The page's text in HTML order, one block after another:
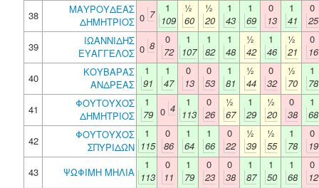
38
ΜΑΥΡΟΥΔΕΑΣ
ΔΗΜΗΤΡΙΟΣ 0 7
1
109
½
60
½
20
1
43
1
69
0
13
1
41
0
25
39
ΙΩΑΝΝΙΔΗΣ
ΕΥΑΓΓΕΛΟΣ 0 8
0
72
1
107
1
82
1
48
½
42
1
46
½
21
0
16
40
ΚΟΥΒΑΡΑΣ
ΑΝΔΡΕΑΣ
1
91
1
47
0
13
0
53
1
81
½
44
0
32
½
70
1
78
41
ΦΟΥΤΟΥΧΟΣ
ΔΗΜΗΤΡΙΟΣ
1
79 0 4
1
113
0
26
½
67
1
29
½
20
0
38
1
68
42
ΦΟΥΤΟΥΧΟΣ
ΣΠΥΡΙΔΩΝ
1
115
0
86
1
64
1
66
0
22
½
39
½
55
1
78
0
19
43
ΨΩΦΙΜΗ ΜΗΛΙΑ
1
113
0
11
1
79
0
23
0
38
1
87
1
50
1
68
0
12